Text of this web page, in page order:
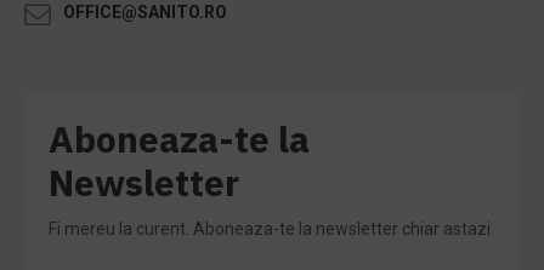
OFFICE@SANITO.RO
Aboneaza-te la
Newsletter
Fi mereu la curent. Aboneaza-te la newsletter chiar astazi.